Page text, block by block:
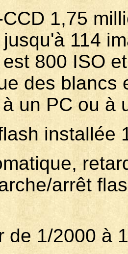
1,75
114
800 ISO
des blancs
un PC ou à
installée
arrêt
de 1/2000 à